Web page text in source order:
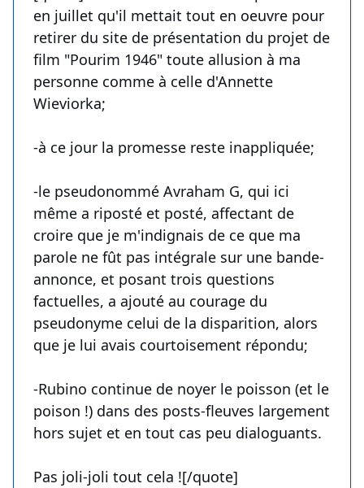
en juillet qu'il mettait tout en oeuvre pour
retirer du site de présentation du projet de
film "Pourim 1946" toute allusion à ma
personne comme à celle d'Annette
Wieviorka;
-à ce jour la promesse reste inappliquée;
-le pseudonommé Avraham G, qui ici
même a riposté et posté, affectant de
croire que je m'indignais de ce que ma
parole ne fût pas intégrale sur une bande-
annonce, et posant trois questions
factuelles, a ajouté au courage du
pseudonyme celui de la disparition, alors
que je lui avais courtoisement répondu;
-Rubino continue de noyer le poisson (et le
poison !) dans des posts-fleuves largement
hors sujet et en tout cas peu dialoguants.
Pas joli-joli tout cela ![/quote]